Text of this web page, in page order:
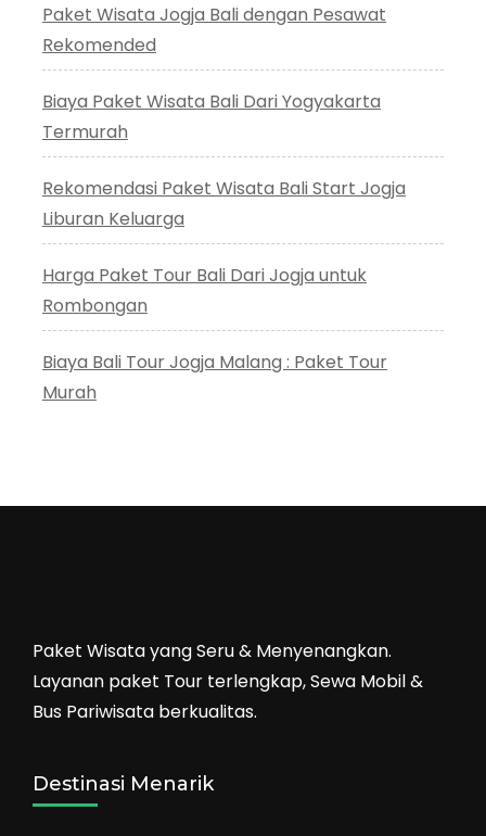
Paket Wisata Jogja Bali dengan Pesawat
Rekomended
Biaya Paket Wisata Bali Dari Yogyakarta
Termurah
Rekomendasi Paket Wisata Bali Start Jogja
Liburan Keluarga
Harga Paket Tour Bali Dari Jogja untuk
Rombongan
Biaya Bali Tour Jogja Malang : Paket Tour
Murah
Paket Wisata yang Seru & Menyenangkan.
Layanan paket Tour terlengkap, Sewa Mobil &
Bus Pariwisata berkualitas.
Destinasi Menarik